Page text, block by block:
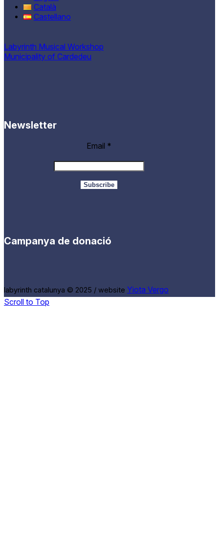
Català
Castellano
Labyrinth Musical Workshop
Municipality of Cardedeu
Newsletter
Email *
Campanya de donació
labyrinth catalunya © 2025 / website Yiota Vergo
Scroll to Top